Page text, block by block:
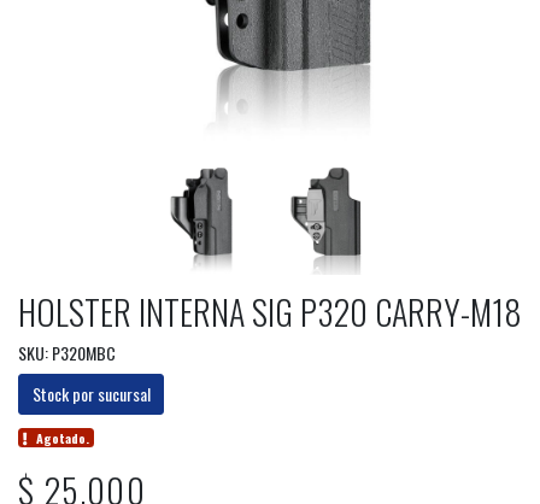
HOLSTER INTERNA SIG P320 CARRY-M18
SKU: P320MBC
Stock por sucursal
Agotado.
$ 25.000